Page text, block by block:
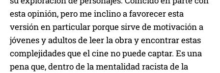
esta opinión, pero me inclino a favorecer esta
versión en particular porque sirve de motivación a
jóvenes y adultos de leer la obra y encontrar estas
complejidades que el cine no puede captar. Es una
pena que, dentro de la mentalidad racista de la